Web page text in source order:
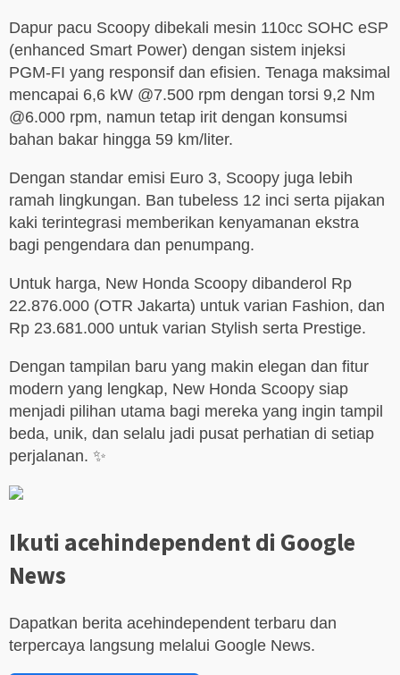
Dapur pacu Scoopy dibekali mesin 110cc SOHC eSP
(enhanced Smart Power) dengan sistem injeksi
PGM-FI yang responsif dan efisien. Tenaga maksimal
mencapai 6,6 kW @7.500 rpm dengan torsi 9,2 Nm
@6.000 rpm, namun tetap irit dengan konsumsi
bahan bakar hingga 59 km/liter.
Dengan standar emisi Euro 3, Scoopy juga lebih
ramah lingkungan. Ban tubeless 12 inci serta pijakan
kaki terintegrasi memberikan kenyamanan ekstra
bagi pengendara dan penumpang.
Untuk harga, New Honda Scoopy dibanderol Rp
22.876.000 (OTR Jakarta) untuk varian Fashion, dan
Rp 23.681.000 untuk varian Stylish serta Prestige.
Dengan tampilan baru yang makin elegan dan fitur
modern yang lengkap, New Honda Scoopy siap
menjadi pilihan utama bagi mereka yang ingin tampil
beda, unik, dan selalu jadi pusat perhatian di setiap
perjalanan. ✨
Ikuti acehindependent di Google
News
Dapatkan berita acehindependent terbaru dan
terpercaya langsung melalui Google News.